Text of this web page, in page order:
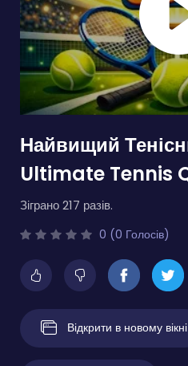
Найвищий
Ultimate Tennis
Зіграно 217 разів.
0 (0 Голосів)
Відкрити в новому вікні